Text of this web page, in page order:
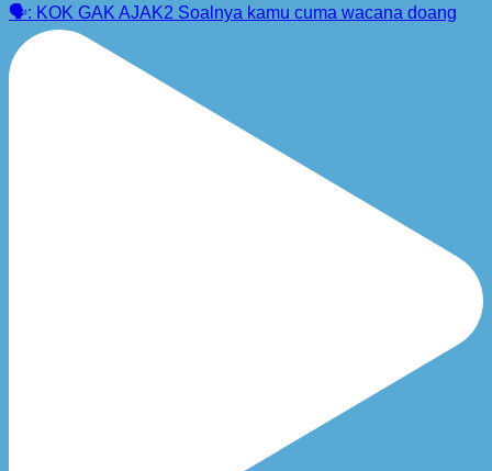
🗣️: KOK GAK AJAK2 Soalnya kamu cuma wacana doang